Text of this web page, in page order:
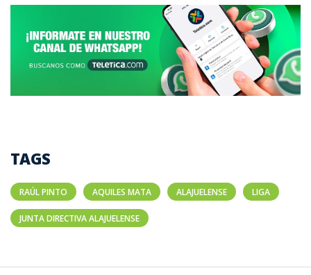
TAGS
RAÚL PINTO AQUILES MATA ALAJUELENSE LIGA
JUNTA DIRECTIVA ALAJUELENSE